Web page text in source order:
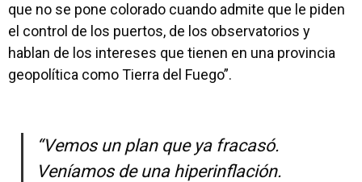
que no se pone colorado cuando admite que le piden
el control de los puertos, de los observatorios y
hablan de los intereses que tienen en una provincia
geopolítica como Tierra del Fuego”.
“Vemos un plan que ya fracasó.
Veníamos de una hiperinflación.